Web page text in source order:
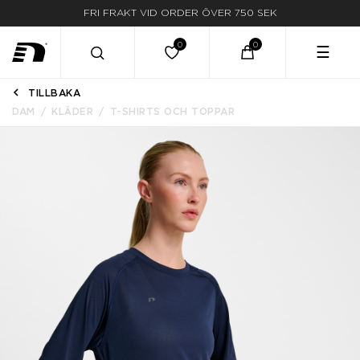
FRI FRAKT VID ORDER ÖVER 750 SEK
☰
TILLBAKA
DAM
KLÄDER T-SHIRTS OCH TOPPAR